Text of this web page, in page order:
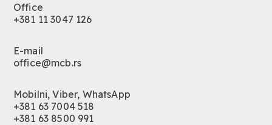
Office
+381 11 3047 126
E-mail
office@mcb.rs
Mobilni, Viber, WhatsApp
+381 63 7004 518
+381 63 8500 991